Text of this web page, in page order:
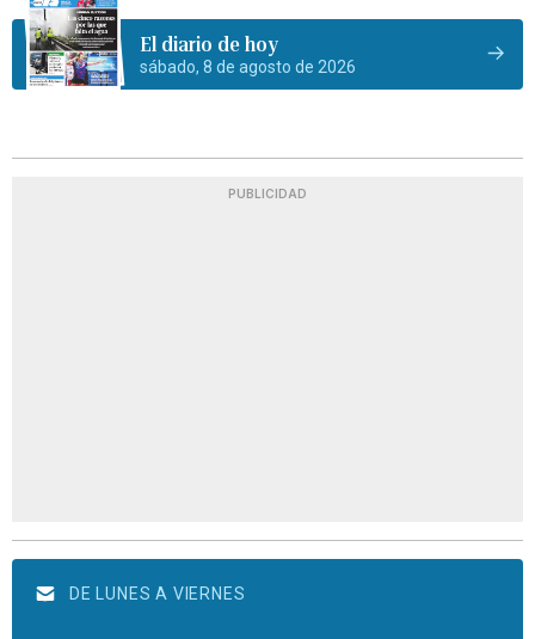
El diario de hoy
sábado, 8 de agosto de 2026
PUBLICIDAD
DE LUNES A VIERNES